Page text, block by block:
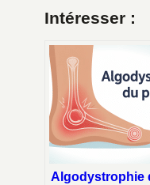
Intéresser :
Algodystrophie